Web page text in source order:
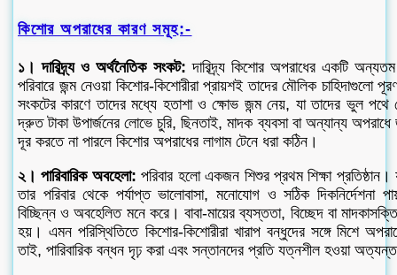
কিশোর অপরাধের কারণ সমূহ:-
১। দারিদ্র্য ও অর্থনৈতিক সংকট:দারিদ্র্য কিশোর অপরাধের একটি
পরিবারে জন্ম নেওয়া কিশোর-কিশোরীরা প্রায়শই তাদের মৌলিক চাহিদাগুলো
সংকটের কারণে তাদের মধ্যে হতাশা ও ক্ষোভ জন্ম নেয়, যা তাদের ভুল
দ্রুত টাকা উপার্জনের লোভে চুরি, ছিনতাই, মাদক ব্যবসা বা অন্যান্য অপরাধে
দূর করতে না পারলে কিশোর অপরাধের লাগাম টেনে ধরা কঠিন।
২। পারিবারিক অবহেলা:পরিবার হলো একজন শিশুর প্রথম শিক্ষা
তার পরিবার থেকে পর্যাপ্ত ভালোবাসা, মনোযোগ ও সঠিক দিকনির্দেশনা
বিচ্ছিন্ন ও অবহেলিত মনে করে। বাবা-মায়ের ব্যস্ততা, বিচ্ছেদ বা
হয়। এমন পরিস্থিতিতে কিশোর-কিশোরীরা খারাপ বন্ধুদের সঙ্গে মিশে
তাই, পারিবারিক বন্ধন দৃঢ় করা এবং সন্তানদের প্রতি যত্নশীল হওয়া